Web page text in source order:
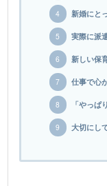
新婚にと
実際に派
新しい保
仕事で心
「やっぱ
大切にし